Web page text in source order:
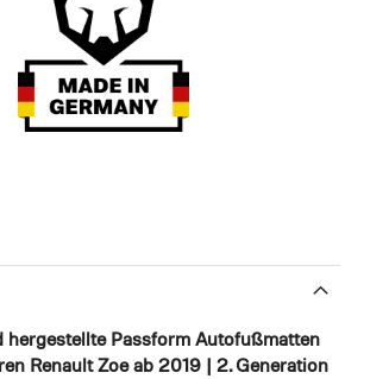
hergestellte Passform Autofußmatten
Renault Zoe ab 2019 | 2. Generation